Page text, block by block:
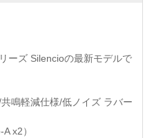
ーズ Silencioの最新モデルで
鳴軽減仕様/低ノイズ ラバー
x2）